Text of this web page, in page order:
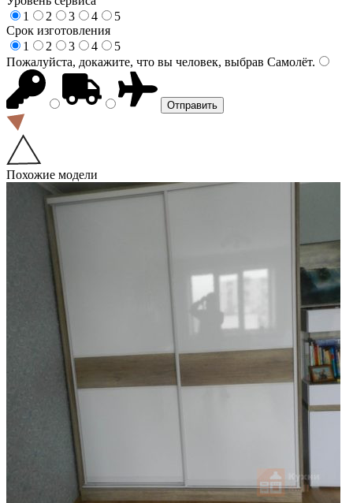
1
2 3 4
5
Срок изготовления
1
2 3 4
5
Пожалуйста, докажите, что вы человек, выбрав Самолёт.
Похожие модели